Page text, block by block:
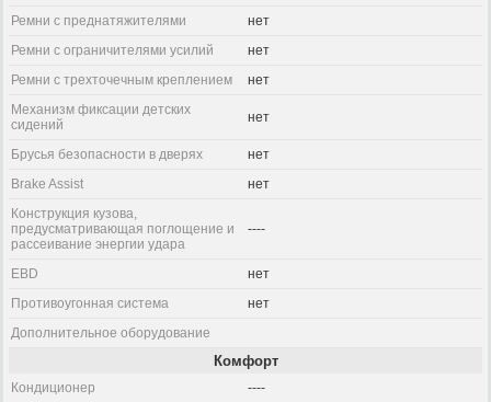
Ремни с преднатяжителями
нет
Ремни с ограничителями усилий
нет
Ремни с трехточечным креплением
нет
Механизм фиксации детских
сидений
нет
Брусья безопасности в дверях
нет
Brake Assist
нет
Конструкция кузова,
предусматривающая поглощение и
рассеивание энергии удара
----
EBD
нет
Противоугонная система
нет
Дополнительное оборудование
Комфорт
Кондиционер
----